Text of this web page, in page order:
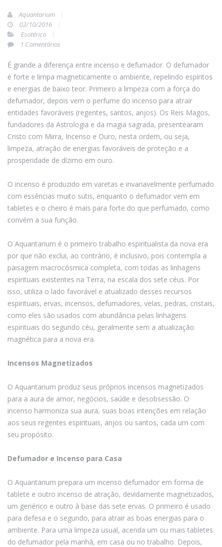
Aquantarium
02/10/2016
Esotérico
1 Comentários
É grande a diferença entre incenso e defumador. O defumador
é forte e limpa magneticamente o ambiente, repelindo espíritos
e energias de baixo teor. Primeiro a limpeza com a força do
defumador, depois vem o perfume do incenso para atrair
entidades favoráveis (regentes, santos, anjos). Os Reis Magos,
fundadores da Astrologia e da magia sagrada, presentearam
Cristo com Mirra, Incenso e Ouro, nesta ordem, ou seja,
limpeza, atração de energias favoráveis de proteção e a
prosperidade de dízimo em ouro.
O incenso é produzido em varetas e invariavelmente perfumado
com essências muito sutis, enquanto o defumador vem em
tabletes e o cheiro é mais para forte do que perfumado, como
convém a sua função.
O Aquantarium é o primeiro trabalho espiritualista da nova era
por que não exclui, ao contrário, é inclusivo, pois contempla a
paisagem macrocósmica completa, com todas as linhagens
espirituais existentes na Terra, na escala dos sete céus. Por
isso, utiliza o lado favorável e atualizado desses recursos
espirituais, ervas, incensos, defumadores, velas, pedras, cristais,
como eles são usados com abundância pelas linhagens
espirituais do segundo céu, geralmente sem a atualização
magnética para a nova era.
Incensos Magnetizados
O Aquantarium produz seus próprios incensos magnetizados
para a aura de amor, negócios, saúde e desobsessão. O
incenso harmoniza sua aura, suas boas intenções em relação
aos seus regentes espirituais, anjos ou santos, cada um com
seu propósito.
Defumador e Incenso para Casa
O Aquantarium prepara um incenso defumador em forma de
tablete e outro incenso de atração, devidamente magnetizados,
um genérico e outro à base das sete ervas. O primeiro é usado
para defesa e o segundo, para atrair as boas energias para o
ambiente. Para uma limpeza usual, acenda um ou mais tabletes
do defumador pela manhã, em casa ou no trabalho. Depois,